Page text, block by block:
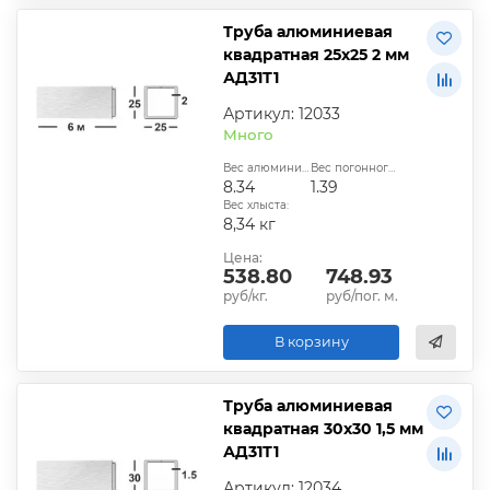
Труба алюминиевая
квадратная 25х25 2 мм
АД31Т1
Артикул: 12033
Много
Вес алюминиевой трубы, кг:
8.34
Вес погонного метра, кг:
1.39
Вес хлыста:
8,34 кг
Цена:
538.80
руб/кг.
748.93
руб/пог. м.
В корзину
Труба алюминиевая
квадратная 30х30 1,5 мм
АД31Т1